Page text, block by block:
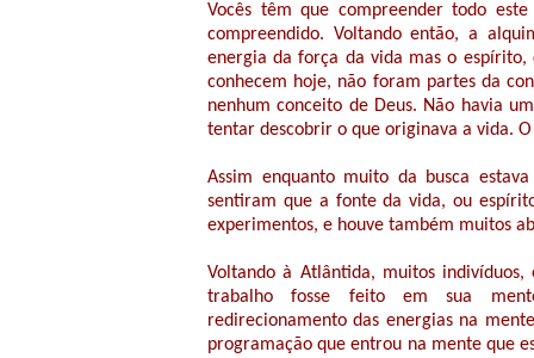
Vocês têm que compreender todo
compreendido. Voltando então, a
energia da força da vida mas o
conhecem hoje, não foram partes da
nenhum conceito de Deus. Não havia
tentar descobrir o que originava a vida.
Assim enquanto muito da busca
sentiram que a fonte da vida, ou
experimentos, e houve também muitos
Voltando à Atlântida, muitos
trabalho fosse feito em sua
redirecionamento das energias na
programação que entrou na mente que